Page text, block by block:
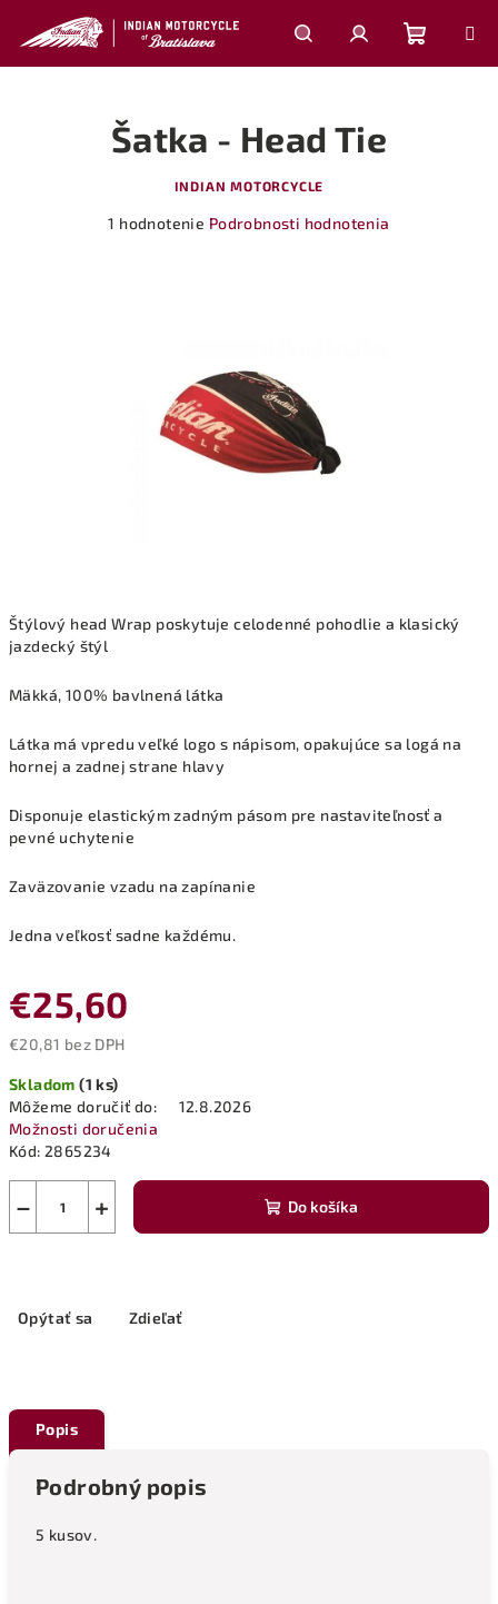
obsah
HľadaťPrihlásenie
Štýlový head Wrap poskytuje celodenné pohodlie a klasický
jazdecký štýl
Mäkká, 100% bavlnená látka
Látka má vpredu veľké logo s nápisom, opakujúce sa logá na
hornej a zadnej strane hlavy
Disponuje elastickým zadným pásom pre nastaviteľnosť a
pevné uchytenie
Zaväzovanie vzadu na zapínanie
Jedna veľkosť sadne každému.
€25,60
€20,81 bez DPH
cena:
Skladom(1 ks)
Môžeme doručiť do:
12.8.2026
Možnosti doručenia
Kód: 2865234
+
− Do košíka
Opýtať sa Zdieľať
Šatka - Head Tie
INDIAN MOTORCYCLE
Priemerné
hviezdičiek.
1 hodnotenie Podrobnosti hodnotenia
Popis
Podrobný popis
5 kusov.